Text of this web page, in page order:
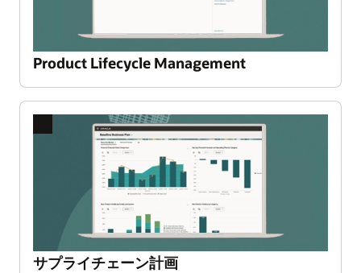
Product Lifecycle Management
サプライチェーン計画